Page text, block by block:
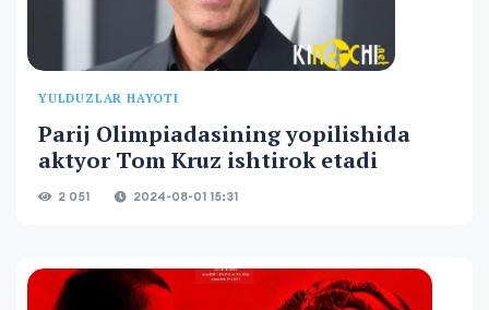
YULDUZLAR HAYOTI
Parij Olimpiadasining yopilishida
aktyor Tom Kruz ishtirok etadi
2 051 2024-08-01 15:31